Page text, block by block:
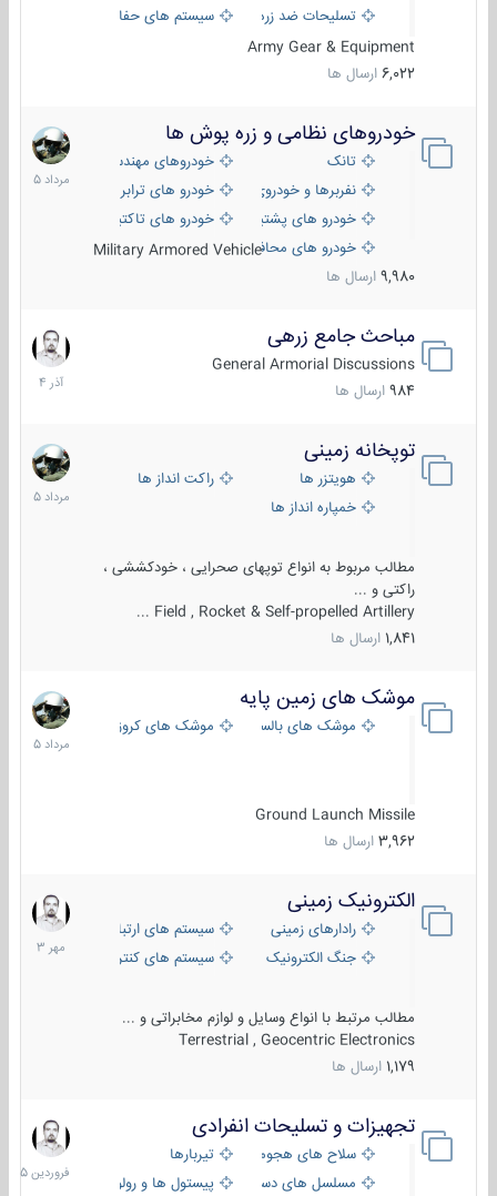
تسلیحات ضد زره
سیستم های حفاظت فعال
Army Gear & Equipment
6,022 ارسال ها
خودروهای نظامی و زره پوش ها
تانک
خودروهای مهندسی
نفربرها و خودروی های رزمی پیاده نظام
خودرو های ترابری نظامی
خودرو های پشتیبانی آتش ، شناسایی و ضد تانک
خودرو های تاکتیکی نظامی
خودرو های محافظت شدهMilitary Armored Vehicle
9,980 ارسال ها
2
مرداد
1405
مباحث جامع زرهی
General Armorial Discussions
984 ارسال ها
7
آذر
1404
توپخانه زمینی
هویتزر ها
راکت انداز ها
خمپاره انداز ها
مطالب مربوط به انواع توپهای صحرایی ، خودکششی ،
راکتی و ...
Field , Rocket & Self-propelled Artillery ...
1,841 ارسال ها
9
مرداد
1405
موشک های زمین پایه
موشک های بالستیک موشک های کروز
Ground Launch Missile
3,962 ارسال ها
2
مرداد
1405
الکترونیک زمینی
رادارهای زمینی
سیستم های ارتباطی و جمع آوری
جنگ الکترونیک
سیستم های کنترل آتش و تجهیزات
مطالب مرتبط با انواع وسایل و لوازم مخابراتی و ...
Terrestrial , Geocentric Electronics
1,179 ارسال ها
1
مهر
1403
تجهیزات و تسلیحات انفرادی
سلاح های هجومی
تیربارها
مسلسل های دستی
پیستول ها و رولورها
17
فروردین
1405